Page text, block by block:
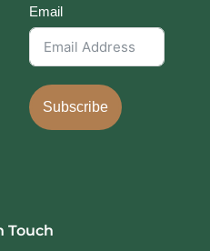
Email
Subscribe
Touch